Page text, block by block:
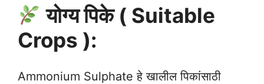
योग्य पिके ( Suitable
Crops ):
Ammonium Sulphate हे खालील पिकांसाठी